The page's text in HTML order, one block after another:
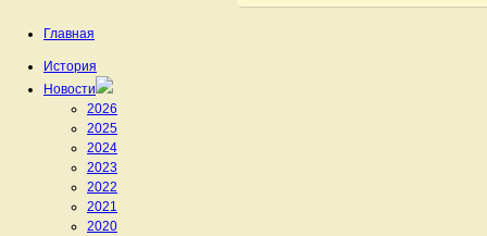
Главная
История
Новости
2026
2025
2024
2023
2022
2021
2020